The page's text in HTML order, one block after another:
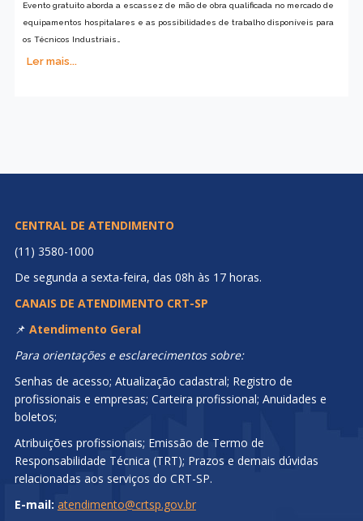
Evento gratuito aborda a escassez de mão de obra qualificada no mercado de
equipamentos hospitalares e as possibilidades de trabalho disponíveis para
os Técnicos Industriais…
Ler mais...
CENTRAL DE ATENDIMENTO
(11) 3580-1000
De segunda a sexta-feira, das 08h às 17 horas.
CANAIS DE ATENDIMENTO CRT-SP
📌 Atendimento Geral
Para orientações e esclarecimentos sobre:
Senhas de acesso; Atualização cadastral; Registro de
profissionais e empresas; Carteira profissional; Anuidades e
boletos;
Atribuições profissionais; Emissão de Termo de
Responsabilidade Técnica (TRT); Prazos e demais dúvidas
relacionadas aos serviços do CRT-SP.
E-mail: atendimento@crtsp.gov.br